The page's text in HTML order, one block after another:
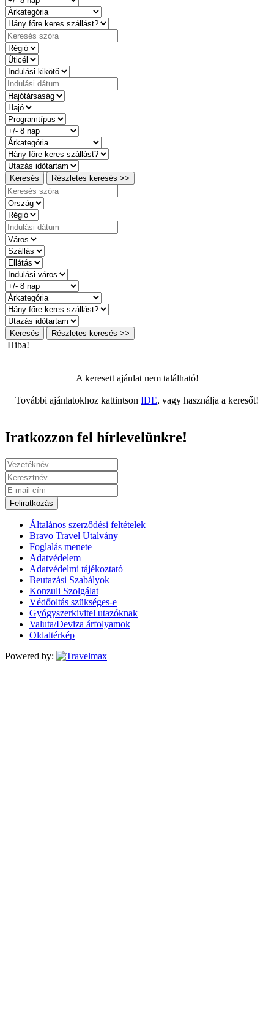
Keresés Részletes keresés >>
Keresés Részletes keresés >>
Hiba!
A keresett ajánlat nem található!
További ajánlatokhoz kattintson IDE, vagy használja a keresőt!
Iratkozzon fel hírlevelünkre!
Feliratkozás
Általános szerződési feltételek
Bravo Travel Utalvány
Foglalás menete
Adatvédelem
Adatvédelmi tájékoztató
Beutazási Szabályok
Konzuli Szolgálat
Védőoltás szükséges-e
Gyógyszerkivitel utazóknak
Valuta/Deviza árfolyamok
Oldaltérkép
Powered by: